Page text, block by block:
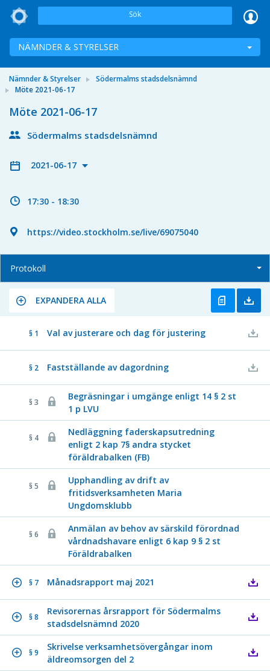
Sök
NÄMNDER & STYRELSER
Nämnder & Styrelser
Södermalms stadsdelsnämnd
Möte 2021-06-17
Möte 2021-06-17
Södermalms stadsdelsnämnd
2021-06-17
17:30 - 18:30
https://video.stockholm.se/live/69075040
Protokoll
EXPANDERA ALLA
§ 1 Val av justerare och dag för justering
§ 2 Fastställande av dagordning
§ 3
Begräsningar i umgänge enligt 14 § 2 st
1 p LVU
§ 4
Nedläggning faderskapsutredning
enligt 2 kap 7§ andra stycket
föräldrabalken (FB)
§ 5
Upphandling av drift av
fritidsverksamheten Maria
Ungdomsklubb
§ 6
Anmälan av behov av särskild förordnad
vårdnadshavare enligt 6 kap 9 § 2 st
Föräldrabalken
§ 7 Månadsrapport maj 2021
§ 8
Revisorernas årsrapport för Södermalms
stadsdelsnämnd 2020
§ 9
Skrivelse verksamhetsövergångar inom
äldreomsorgen del 2